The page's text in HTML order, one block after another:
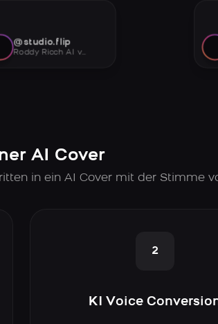
@studio.flip
Roddy Ricch AI voice
AI Cover
in ein AI Cover mit der Stimme
2
KI Voice